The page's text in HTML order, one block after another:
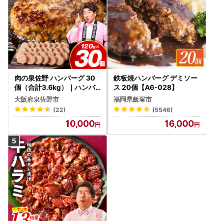
肉の泉佐野 ハンバーグ 30
個（合計3.6kg）｜ハンバ
ーグ 訳あり 黒毛和牛×なに
わポーク
大阪府泉佐野市
(22)
10,000
鉄板焼ハンバーグ デミソー
ス 20個【A6-028】
福岡県飯塚市
(5546)
16,000